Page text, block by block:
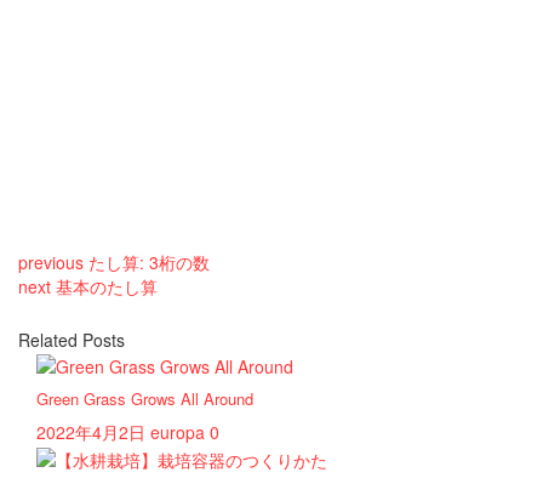
previous たし算: 3桁の数
next 基本のたし算
Related Posts
Green Grass Grows All Around
2022年4月2日 europa 0